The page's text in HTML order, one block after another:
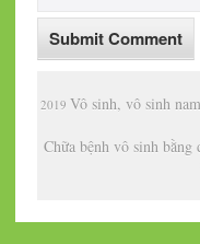
2019Vô sinh, vô sinh
Chữa bệnh vô sinh bằng